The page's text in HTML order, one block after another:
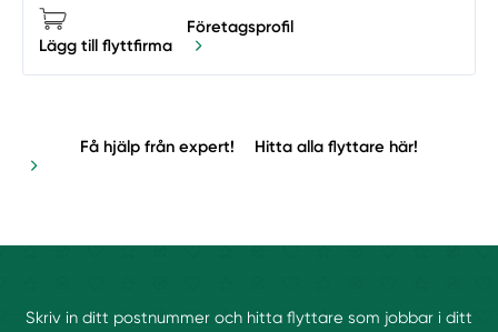
Lägg till flyttfirma
Företagsprofil
Få hjälp från expert! Hitta alla flyttare här!
Skriv in ditt postnummer och hitta flyttare som jobbar i ditt